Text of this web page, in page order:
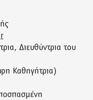
Διευθύντρια του
Καθηγήτρια)